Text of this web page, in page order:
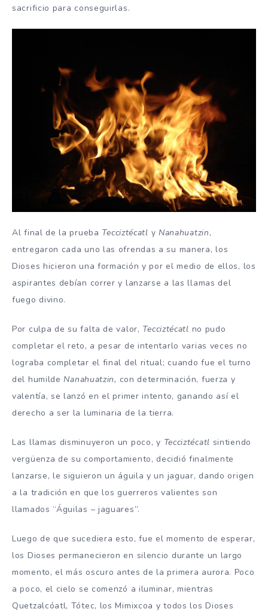
sacrificio para conseguirlas.
Al final de la prueba Tecciztécatl y Nanahuatzin,
entregaron cada uno las ofrendas a su manera, los
Dioses hicieron una formación y por el medio de ellos, los
aspirantes debían correr y lanzarse a las llamas del
fuego divino.
Por culpa de su falta de valor, Tecciztécatl no pudo
completar el reto, a pesar de intentarlo varias veces no
lograba completar el final del ritual; cuando fue el turno
del humilde Nanahuatzin, con determinación, fuerza y
valentía, se lanzó en el primer intento, ganando así el
derecho a ser la luminaria de la tierra.
Las llamas disminuyeron un poco, y Tecciztécatl sintiendo
vergüenza de su comportamiento, decidió finalmente
lanzarse, le siguieron un águila y un jaguar, dando origen
a la tradición en que los guerreros valientes son
llamados “Águilas – jaguares”.
Luego de que sucediera esto, fue el momento de esperar,
los Dioses permanecieron en silencio durante un largo
momento, el más oscuro antes de la primera aurora. Poco
a poco, el cielo se comenzó a iluminar, mientras
Quetzalcóatl, Tótec, los Mimixcoa y todos los Dioses